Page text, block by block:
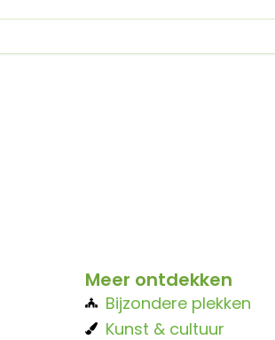
Meer ontdekken
Bijzondere plekken
Kunst & cultuur